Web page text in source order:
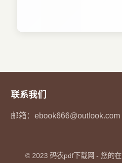
联系我们
邮箱：ebook666@outlook.com
© 2023 码农pdf下载网 - 您的